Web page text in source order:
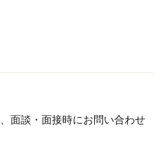
面談・面接時にお問い合わせ